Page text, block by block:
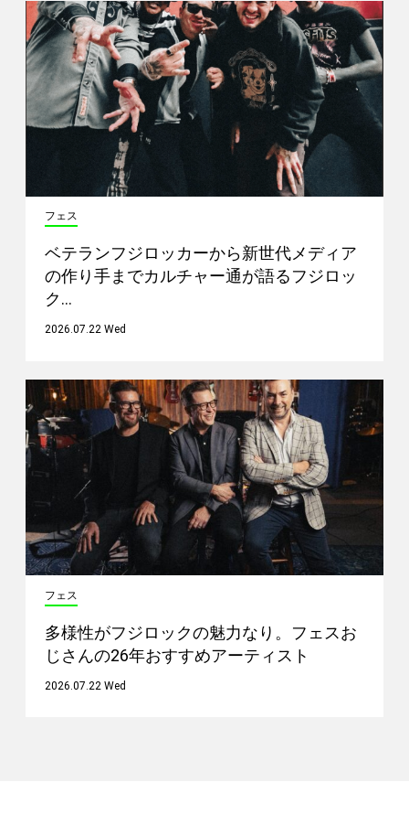
フェス
ベテランフジロッカーから新世代メディア
の作り手までカルチャー通が語るフジロッ
ク…
2026.07.22 Wed
フェス
多様性がフジロックの魅力なり。フェスお
じさんの26年おすすめアーティスト
2026.07.22 Wed